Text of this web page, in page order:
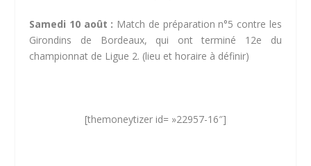
Samedi 10 août : Match de préparation n°5 contre les
Girondins de Bordeaux, qui ont terminé 12e du
championnat de Ligue 2. (lieu et horaire à définir)
[themoneytizer id= »22957-16″]